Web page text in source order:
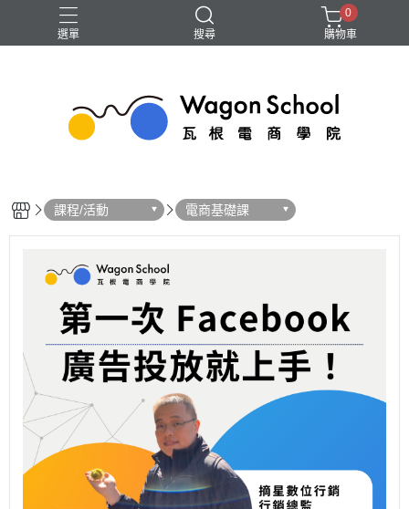
選單 搜尋
Google 我的商家 廣告
0
購物車
課程/活動 電商基礎課